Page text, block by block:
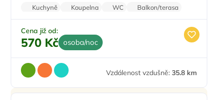
Kuchyně Koupelna WC
Balkon/terasa
Zvířata povolena
Cena již od:
570 Kč osoba/noc
Vzdálenost vzdušně: 35.8 km